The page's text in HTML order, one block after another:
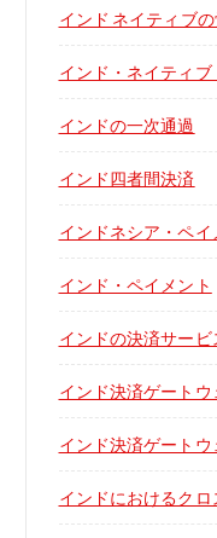
インド ネイティブ
インド・ネイティブ
インドの一次通過
インド四者間決済
インドネシア・ペイ
インド・ペイメント
インドの決済サー
インド決済ゲートウ
インド決済ゲートウ
インドにおけるク